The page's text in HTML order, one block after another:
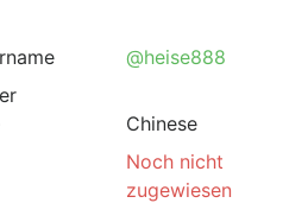
@heise888
Chinese
Noch nicht
zugewiesen